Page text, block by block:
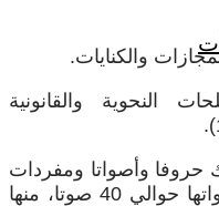
والكنايات.
والقانونية
حروفا وأصواتا ومفردات
وقواعد نحوية وصرفية، وتبلغ أصواتها حوالي 40 صوتا، منها